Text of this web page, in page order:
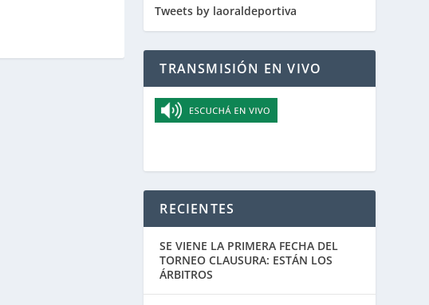
Tweets by laoraldeportiva
TRANSMISIÓN EN VIVO
RECIENTES
SE VIENE LA PRIMERA FECHA DEL
TORNEO CLAUSURA: ESTÁN LOS
ÁRBITROS